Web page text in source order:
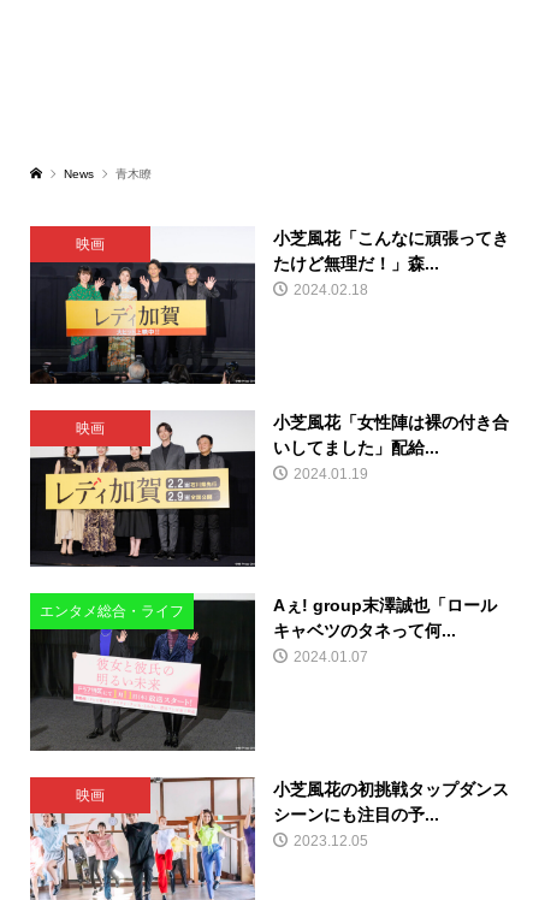
News 青木瞭
映画
小芝風花「こんなに頑張ってき
たけど無理だ！」森...
2024.02.18
映画
小芝風花「女性陣は裸の付き合
いしてました」配給...
2024.01.19
エンタメ総合・ライフ
Aぇ! group末澤誠也「ロール
キャベツのタネって何...
2024.01.07
映画
小芝風花の初挑戦タップダンス
シーンにも注目の予...
2023.12.05